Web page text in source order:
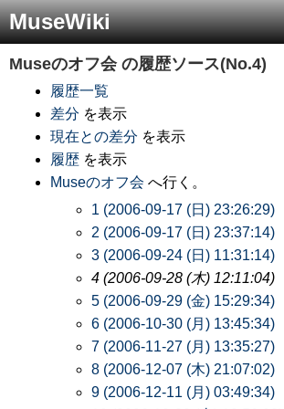
MuseWiki
Museのオフ会の履歴ソース(No.4)
履歴一覧
差分 を表示
現在との差分 を表示
履歴 を表示
Museのオフ会 へ行く。
1 (2006-09-17 (日) 23:26:29)
2 (2006-09-17 (日) 23:37:14)
3 (2006-09-24 (日) 11:31:14)
4 (2006-09-28 (木) 12:11:04)
5 (2006-09-29 (金) 15:29:34)
6 (2006-10-30 (月) 13:45:34)
7 (2006-11-27 (月) 13:35:27)
8 (2006-12-07 (木) 21:07:02)
9 (2006-12-11 (月) 03:49:34)